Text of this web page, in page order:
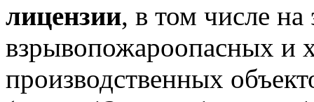
лицензии, в том числе
взрывопожароопасных и
производственных